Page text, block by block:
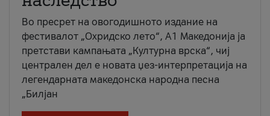
Во пресрет на овогодишното издание на
фестивалот „Охридско лето“, А1 Македонија ја
претстави кампањата „Културна врска“, чиј
централен дел е новата џез-интерпретација на
легендарната македонска народна песна
„Билјан